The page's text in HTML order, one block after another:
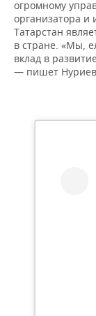
огромному
организатора и
Татарстан
в стране. «Мы,
вклад в
— пишет